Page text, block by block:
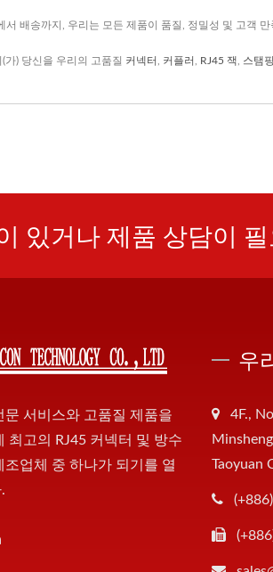
서 배송까지, 우리는 모든 제품이 품질, 정밀성 및 고객
(가) 당신을 우리의 고품질 커넥터 커플러 RJ45 잭 스탬
있거나 제품 상담이
문 서비스와 고품질 제품을
최고의 RJ45 커넥터 및 방수
조업체 중 하나가 되기를 열
우
4F.,
Taoyuan